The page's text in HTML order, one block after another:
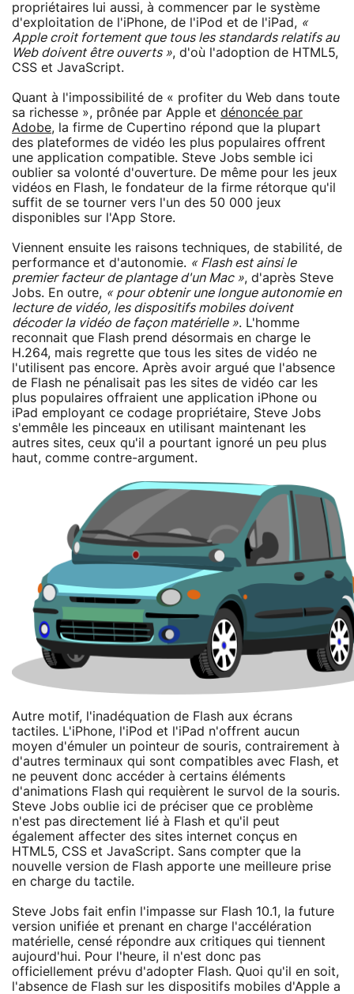
propriétaires lui aussi, à commencer par le système
d'exploitation de l'iPhone, de l'iPod et de l'iPad, «
Apple croit fortement que tous les standards relatifs au
Web doivent être ouverts », d'où l'adoption de HTML5,
CSS et JavaScript.
Quant à l'impossibilité de « profiter du Web dans toute
sa richesse », prônée par Apple et dénoncée par
Adobe, la firme de Cupertino répond que la plupart
des plateformes de vidéo les plus populaires offrent
une application compatible. Steve Jobs semble ici
oublier sa volonté d'ouverture. De même pour les jeux
vidéos en Flash, le fondateur de la firme rétorque qu'il
suffit de se tourner vers l'un des 50 000 jeux
disponibles sur l'App Store.
Viennent ensuite les raisons techniques, de stabilité, de
performance et d'autonomie. « Flash est ainsi le
premier facteur de plantage d'un Mac », d'après Steve
Jobs. En outre, « pour obtenir une longue autonomie en
lecture de vidéo, les dispositifs mobiles doivent
décoder la vidéo de façon matérielle ». L'homme
reconnait que Flash prend désormais en charge le
H.264, mais regrette que tous les sites de vidéo ne
l'utilisent pas encore. Après avoir argué que l'absence
de Flash ne pénalisait pas les sites de vidéo car les
plus populaires offraient une application iPhone ou
iPad employant ce codage propriétaire, Steve Jobs
s'emmêle les pinceaux en utilisant maintenant les
autres sites, ceux qu'il a pourtant ignoré un peu plus
haut, comme contre-argument.
Autre motif, l'inadéquation de Flash aux écrans
tactiles. L'iPhone, l'iPod et l'iPad n'offrent aucun
moyen d'émuler un pointeur de souris, contrairement à
d'autres terminaux qui sont compatibles avec Flash, et
ne peuvent donc accéder à certains éléments
d'animations Flash qui requièrent le survol de la souris.
Steve Jobs oublie ici de préciser que ce problème
n'est pas directement lié à Flash et qu'il peut
également affecter des sites internet conçus en
HTML5, CSS et JavaScript. Sans compter que la
nouvelle version de Flash apporte une meilleure prise
en charge du tactile.
Steve Jobs fait enfin l'impasse sur Flash 10.1, la future
version unifiée et prenant en charge l'accélération
matérielle, censé répondre aux critiques qui tiennent
aujourd'hui. Pour l'heure, il n'est donc pas
officiellement prévu d'adopter Flash. Quoi qu'il en soit,
l'absence de Flash sur les dispositifs mobiles d'Apple a